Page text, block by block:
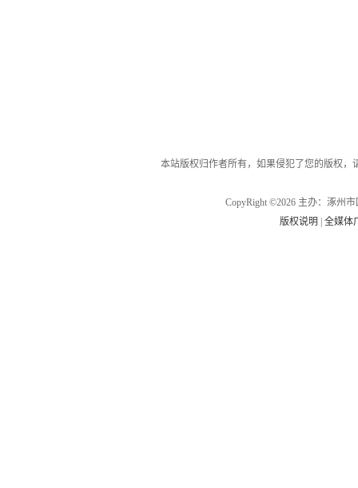
本站版权归作者所有，如果侵犯了您的版权
CopyRight ©2026 主办：涿州
版权说明
|全媒体